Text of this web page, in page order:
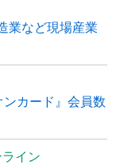
業など現場産業
ンカード』会員数
イン